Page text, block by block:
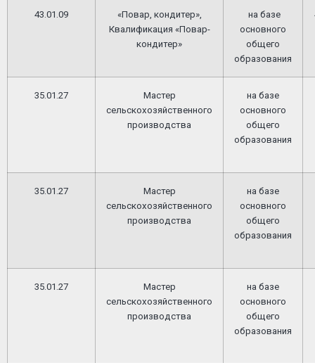
43.01.09
«Повар, кондитер»,
Квалификация «Повар-
кондитер»
на базе
основного
общего
образования
35.01.27
Мастер
сельскохозяйственного
производства
на базе
основного
общего
образования
35.01.27
Мастер
сельскохозяйственного
производства
на базе
основного
общего
образования
35.01.27
Мастер
сельскохозяйственного
производства
на базе
основного
общего
образования